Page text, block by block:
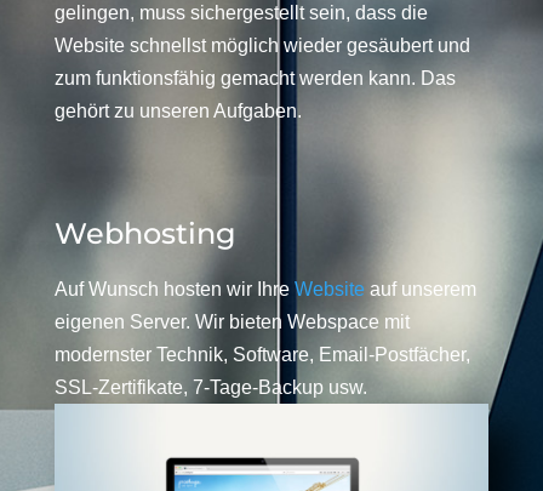
gelingen, muss sichergestellt sein, dass die
Website schnellst möglich wieder gesäubert und
zum funktionsfähig gemacht werden kann. Das
gehört zu unseren Aufgaben.
Webhosting
Auf Wunsch hosten wir Ihre Website auf unserem
eigenen Server. Wir bieten Webspace mit
modernster Technik, Software, Email-Postfächer,
SSL-Zertifikate, 7-Tage-Backup usw.